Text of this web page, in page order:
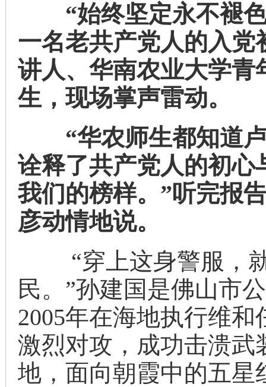
“始终坚定永不褪色
一名老共产党人的入党
讲人、华南农业大学青
生，现场掌声雷动。
“华农师生都知道卢
诠释了共产党人的初心
我们的榜样。”听完报
彦动情地说。
“穿上这身警服，就
民。”孙建国是佛山市
2005年在海地执行维
激烈对攻，成功击溃武
地，面向朝霞中的五星